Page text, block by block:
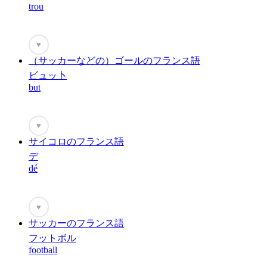
trou
♥
（サッカーなどの）ゴールのフランス語
ビュッ卜
but
♥
サイコロのフランス語
デ
dé
♥
サッカーのフランス語
フットボル
football